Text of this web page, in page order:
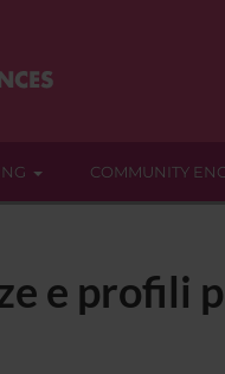
COMMUNITY
e profili